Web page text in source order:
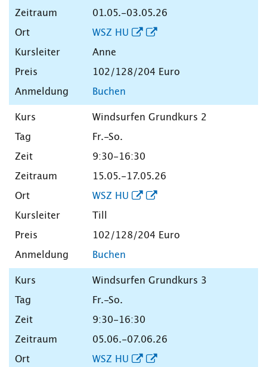
01.05.-03.05.26
WSZ HU
Anne
102/128/204 Euro
Buchen
Windsurfen Grundkurs 2
Fr.-So.
9:30-16:30
15.05.-17.05.26
WSZ HU
Till
102/128/204 Euro
Buchen
Windsurfen Grundkurs 3
Fr.-So.
9:30-16:30
05.06.-07.06.26
WSZ HU